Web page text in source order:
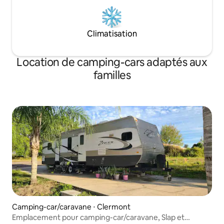
Climatisation
Location de camping-cars adaptés aux
familles
Camping-car/caravane ⋅ Clermont
Emplacement pour camping-car/caravane, Slap et